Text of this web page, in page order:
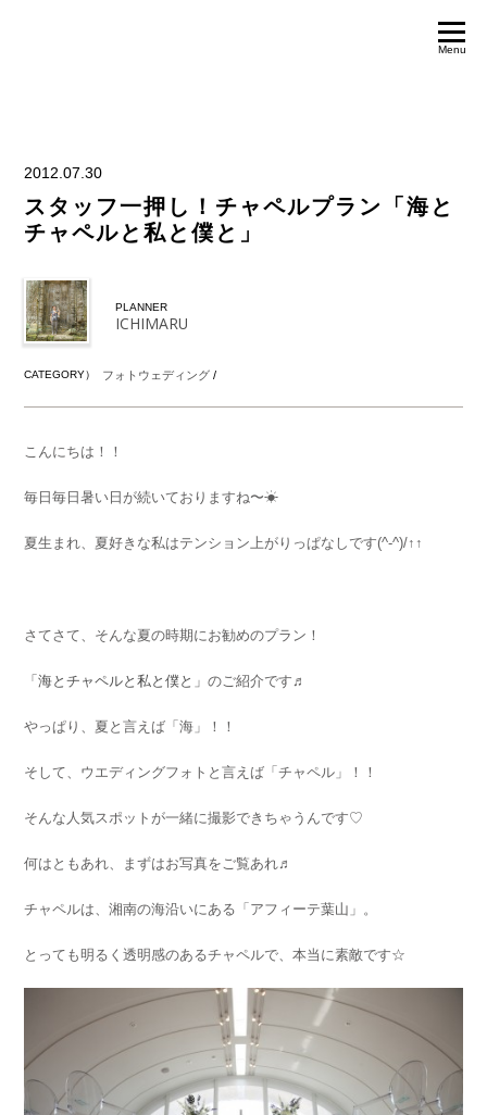
Menu
2012.07.30
スタッフ一押し！チャペルプラン「海と
チャペルと私と僕と」
PLANNER
ICHIMARU
CATEGORY） フォトウェディング /
こんにちは！！
毎日毎日暑い日が続いておりますね〜☀
夏生まれ、夏好きな私はテンション上がりっぱなしです(^-^)/↑↑
さてさて、そんな夏の時期にお勧めのプラン！
「海とチャペルと私と僕と」のご紹介です♬
やっぱり、夏と言えば「海」！！
そして、ウエディングフォトと言えば「チャペル」！！
そんな人気スポットが一緒に撮影できちゃうんです♡
何はともあれ、まずはお写真をご覧あれ♬
チャペルは、湘南の海沿いにある「アフィーテ葉山」。
とっても明るく透明感のあるチャペルで、本当に素敵です☆